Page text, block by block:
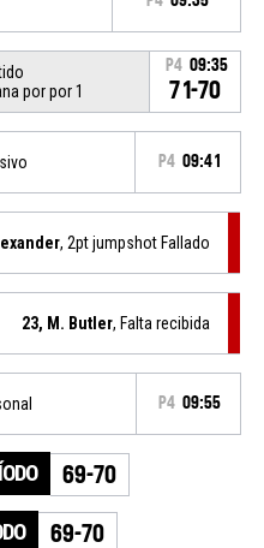
por por 1
P4 09:35
71-70
P4 09:41
, 2pt jumpshot Fallado
23, M. Butler, Falta recibida
P4 09:55
69-70
69-70